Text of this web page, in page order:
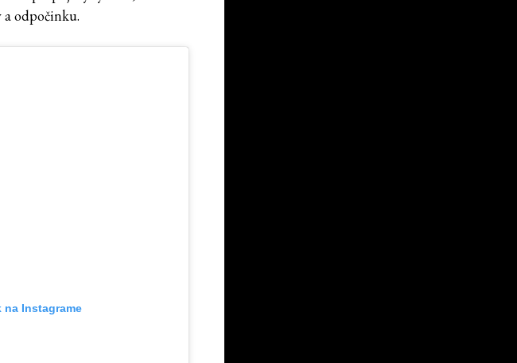
odpočinku.
Instagrame